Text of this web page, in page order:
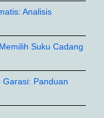
Analisis
Suku Cadang
Panduan